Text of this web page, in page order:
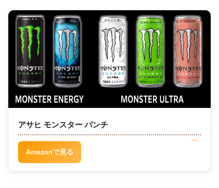
アサヒ モンスター パンチ
Amazonで見る